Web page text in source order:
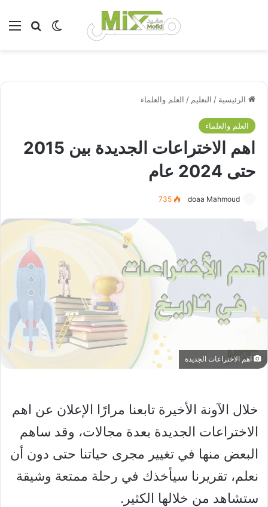
بحثالوضع
الرئيسية / التعليم / العلم والعلماء
العلم والعلماء
اهم الاختراعات الجديدة بين 2015
حتى 2024 عام
doaa Mahmoud
735
اهم الاختراعات الجديدة
خلال الآونة الأخيرة تابعنا مرارًا الإعلان عن اهم
الاختراعات الجديدة بعدة مجالات، وقد ساهم
البعض منها في تغيير مجرى حياتنا حتى دون أن
نعلم، تقريرنا سيأخذك في رحلة ممتعة وشيقة
ستشاهد من خلالها الكثير.